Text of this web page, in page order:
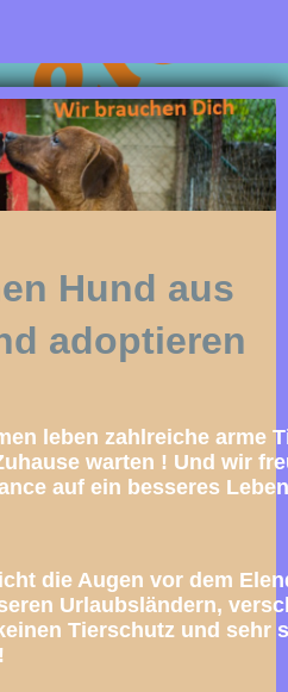
Hund aus
adoptieren
leben zahlreiche arme
warten ! Und wir
auf ein besseres
die Augen vor dem
Urlaubsländern,
Tierschutz und sehr